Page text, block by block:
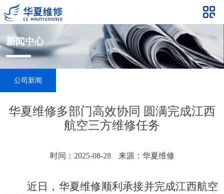
新闻中心
公司新闻
华夏维修多部门高效协同 圆满完成江西
航空三方维修任务
时间：2025-08-28 来源：华夏维修
近日，华夏维修顺利承接并完成江西航空